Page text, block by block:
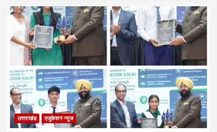
उत्तराखंड एजुकेशन न्‍यूज